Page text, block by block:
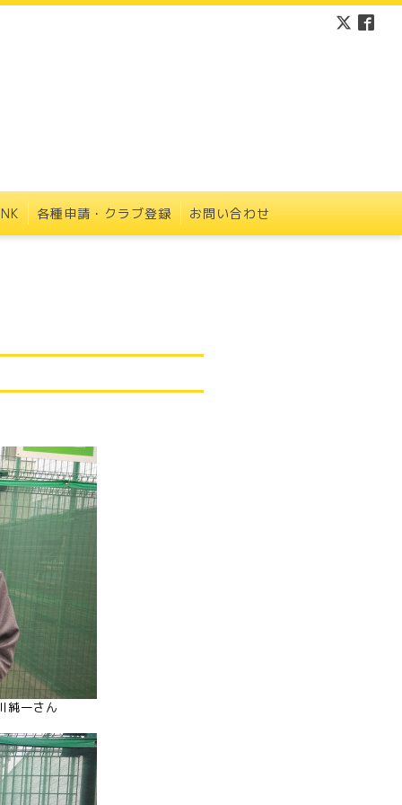
各種申請・クラブ登録 お問い合わせ
一さん